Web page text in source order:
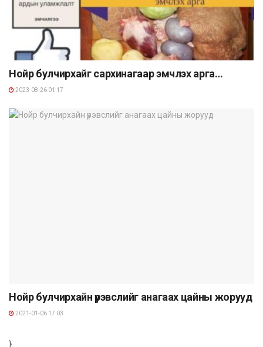
Нойр булчирхайг сархинагаар эмчлэх арга…
2023-08-26 01:17
Нойр булчирхайн үрэвслийг анагаах цайны жорууд
2021-01-06 17:03
}